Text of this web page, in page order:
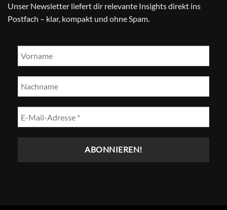
Unser Newsletter liefert dir relevante Insights direkt ins
Postfach – klar, kompakt und ohne Spam.